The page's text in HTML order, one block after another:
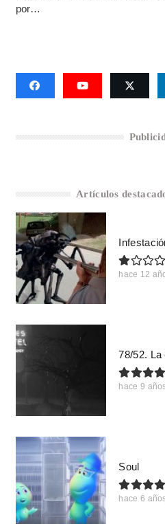
por…
Artículos
hace 12
78/52.
hace 9
Soul
hace 6